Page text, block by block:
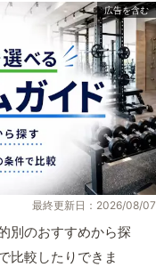
最終更新日：2026/08/07
別のおすすめから探
比較したりできま